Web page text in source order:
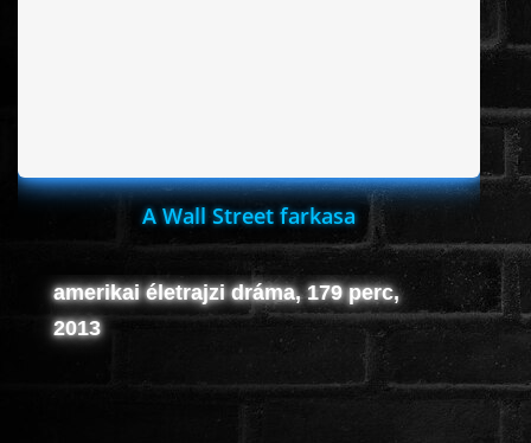
A Wall Street farkasa
amerikai életrajzi dráma, 179 perc,
2013